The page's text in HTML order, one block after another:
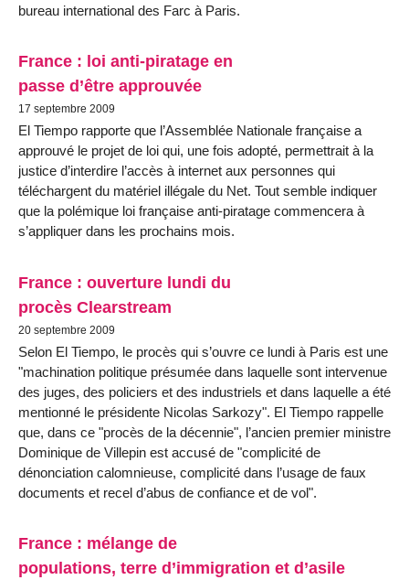
bureau international des Farc à Paris.
France : loi anti-piratage en
passe d’être approuvée
17 septembre 2009
El Tiempo rapporte que l’Assemblée Nationale française a
approuvé le projet de loi qui, une fois adopté, permettrait à la
justice d’interdire l’accès à internet aux personnes qui
téléchargent du matériel illégale du Net. Tout semble indiquer
que la polémique loi française anti-piratage commencera à
s’appliquer dans les prochains mois.
France : ouverture lundi du
procès Clearstream
20 septembre 2009
Selon El Tiempo, le procès qui s’ouvre ce lundi à Paris est une
"machination politique présumée dans laquelle sont intervenue
des juges, des policiers et des industriels et dans laquelle a été
mentionné le présidente Nicolas Sarkozy". El Tiempo rappelle
que, dans ce "procès de la décennie", l’ancien premier ministre
Dominique de Villepin est accusé de "complicité de
dénonciation calomnieuse, complicité dans l’usage de faux
documents et recel d’abus de confiance et de vol".
France : mélange de
populations, terre d’immigration et d’asile